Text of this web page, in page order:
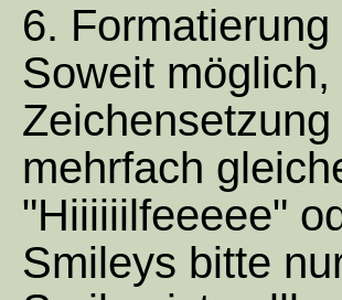
6.
Soweit
mehrfach
"Hiiiiiilfeeeee"
Smileys bitte